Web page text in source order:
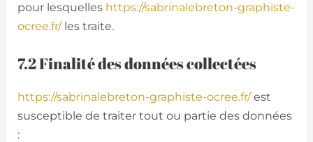
pour lesquelles https://sabrinalebreton-graphiste-
ocree.fr/les traite.
7.2 Finalité des données collectées
https://sabrinalebreton-graphiste-ocree.fr/est
susceptible de traiter tout ou partie des données
: